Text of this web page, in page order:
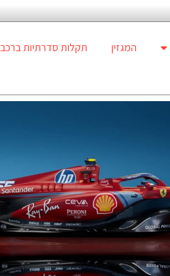
המגזין תקלות סדרתיות ברכב